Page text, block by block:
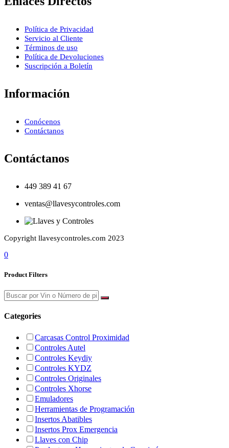
Política de Privacidad
Servicio al Cliente
Términos de uso
Política de Devoluciones
Suscripción a Boletín
Información
Conócenos
Contáctanos
Contáctanos
449 389 41 67
ventas@llavesycontroles.com
Copyright llavesycontroles.com 2023
0
Product Filters
Categories
Carcasas Control Proximidad
Controles Autel
Controles Keydiy
Controles KYDZ
Controles Originales
Controles Xhorse
Emuladores
Herramientas de Programación
Insertos Abatibles
Insertos Prox Emergencia
Llaves con Chip